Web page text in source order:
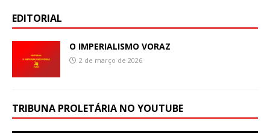
EDITORIAL
O IMPERIALISMO VORAZ
2 de março de 2026
TRIBUNA PROLETÁRIA NO YOUTUBE